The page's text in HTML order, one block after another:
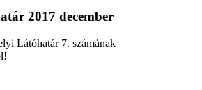
2017 december
Látóhatár 7. számának